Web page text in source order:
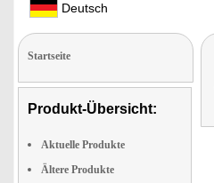
Deutsch
Startseite
Produkt-Übersicht:
Aktuelle Produkte
Ältere Produkte